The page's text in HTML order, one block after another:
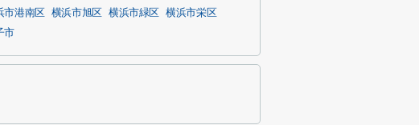
市港南区 横浜市旭区 横浜市緑区
横浜市栄区
市